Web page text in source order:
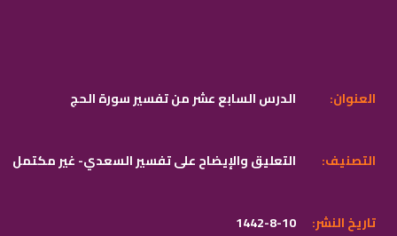
الدرس السابع عشر من تفسير سورة الحج :العنوان
التعليق والإيضاح على تفسير السعدي- غير مكتمل :التصنيف
1442-8-10 :تاريخ النشر